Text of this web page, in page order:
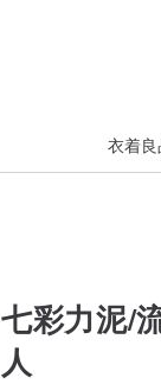
衣着良
七彩力泥/
人